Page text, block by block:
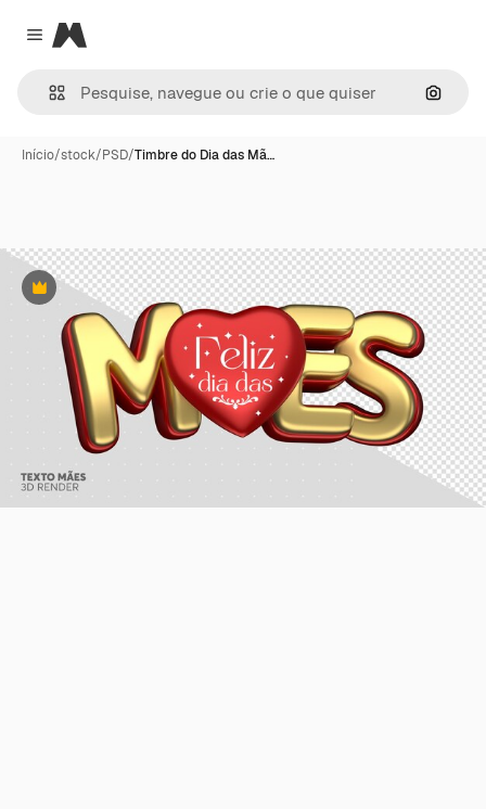
Close menu
Magnific
Início/stock/PSD/Timbre do Dia das Mã…
Premium